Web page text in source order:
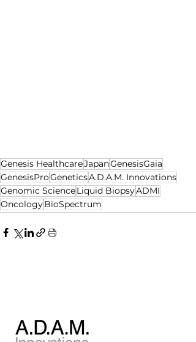
Genesis HealthcareJapanGenesisGaia
GenesisProGeneticsA.D.A.M. Innovations
Genomic ScienceLiquid BiopsyADMI
OncologyBioSpectrum